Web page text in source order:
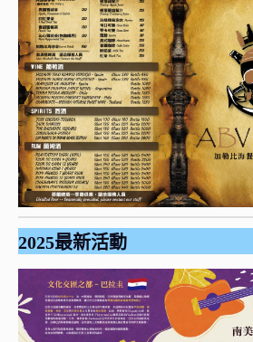
2025最新活動